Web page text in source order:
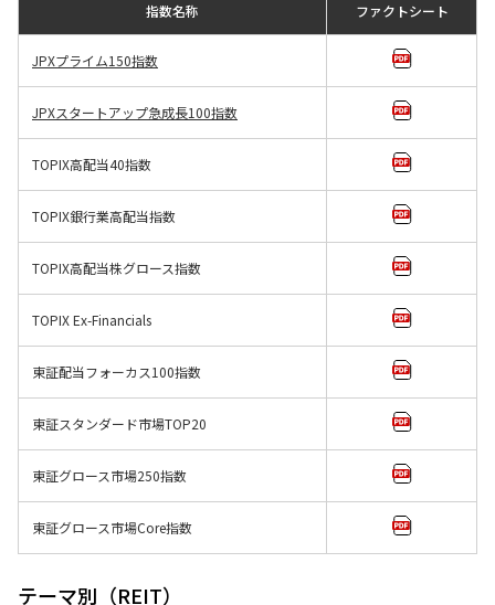
指数名称 ファクトシート
JPXプライム150指数
JPXスタートアップ急成長100指数
TOPIX高配当40指数
TOPIX銀行業高配当指数
TOPIX高配当株グロース指数
TOPIX Ex-Financials
東証配当フォーカス100指数
東証スタンダード市場TOP20
東証グロース市場250指数
東証グロース市場Core指数
テーマ別（REIT）